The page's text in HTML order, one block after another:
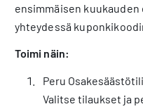
ensimmäisen
yhteydessä
Toimi näin:
Peru
Valitse tilaukset ja